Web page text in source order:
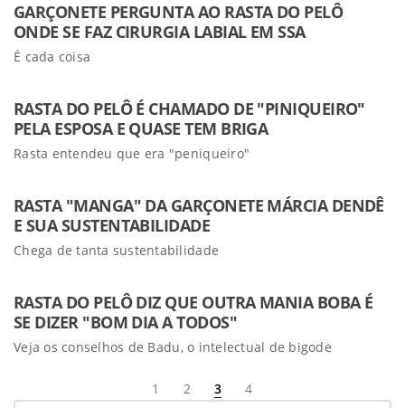
GARÇONETE PERGUNTA AO RASTA DO PELÔ
ONDE SE FAZ CIRURGIA LABIAL EM SSA
É cada coisa
RASTA DO PELÔ É CHAMADO DE "PINIQUEIRO"
PELA ESPOSA E QUASE TEM BRIGA
Rasta entendeu que era "peniqueiro"
RASTA "MANGA" DA GARÇONETE MÁRCIA DENDÊ
E SUA SUSTENTABILIDADE
Chega de tanta sustentabilidade
RASTA DO PELÔ DIZ QUE OUTRA MANIA BOBA É
SE DIZER "BOM DIA A TODOS"
Veja os conselhos de Badu, o intelectual de bigode
1 2 3 4